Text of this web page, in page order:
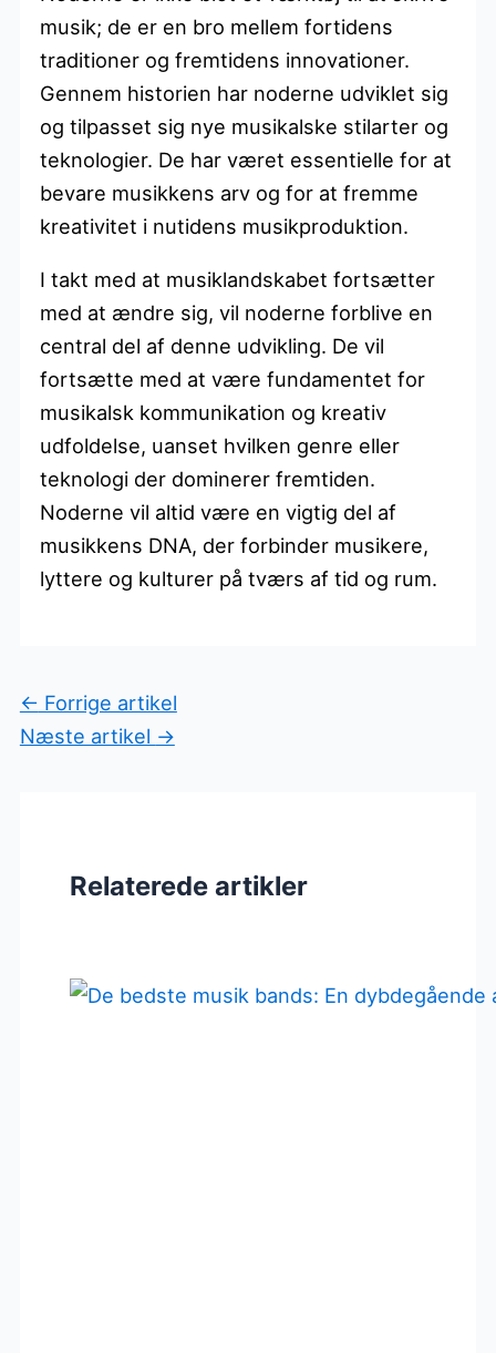
musik; de er en bro mellem fortidens
traditioner og fremtidens innovationer.
Gennem historien har noderne udviklet sig
og tilpasset sig nye musikalske stilarter og
teknologier. De har været essentielle for at
bevare musikkens arv og for at fremme
kreativitet i nutidens musikproduktion.
I takt med at musiklandskabet fortsætter
med at ændre sig, vil noderne forblive en
central del af denne udvikling. De vil
fortsætte med at være fundamentet for
musikalsk kommunikation og kreativ
udfoldelse, uanset hvilken genre eller
teknologi der dominerer fremtiden.
Noderne vil altid være en vigtig del af
musikkens DNA, der forbinder musikere,
lyttere og kulturer på tværs af tid og rum.
← Forrige artikel
Næste artikel →
Relaterede artikler